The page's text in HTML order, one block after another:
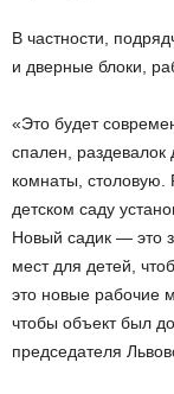
В частности,
и дверные блоки,
«Это будет
спален, раздевалок
комнаты, столовую.
детском саду
Новый садик — это
мест для детей,
это новые рабочие
чтобы объект был
председателя